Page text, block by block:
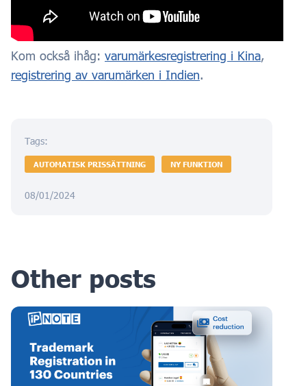
Kom också ihåg: varumärkesregistrering i Kina,
registrering av varumärken i Indien.
Tags:
AUTOMATISK PRISSÄTTNING NY FUNKTION
08/01/2024
Other posts